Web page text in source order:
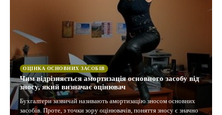
ОЦІНКА ОСНОВНИХ ЗАСОБІВ
Чим відрізняється амортизація основного засобу від
зносу, який визначає оцінювач
Бухгалтери зазвичай називають амортизацію зносом основних
засобів. Проте, з точки зору оцінювачів, поняття зносу є значно